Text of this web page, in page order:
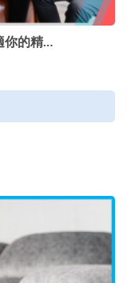
你的精…